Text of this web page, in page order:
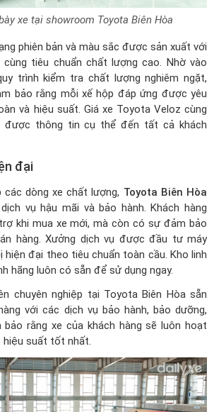
xe tại showroom Toyota Biên Hòa
phiên bản và màu sắc được sản xuất với
tiêu chuẩn chất lượng cao. Nhờ vào
trình kiểm tra chất lượng nghiêm ngặt,
bảo rằng mỗi xế hộp đáp ứng được yêu
và hiệu suất. Giá xe Toyota Veloz cùng
được thông tin cụ thể đến tất cả khách
đại
các dòng xe chất lượng, Toyota Biên Hòa
vụ hậu mãi và bảo hành. Khách hàng
khi mua xe mới, mà còn có sự đảm bảo
hàng. Xưởng dịch vụ được đầu tư máy
đại theo tiêu chuẩn toàn cầu. Kho linh
hãng luôn có sẵn để sử dụng ngay.
chuyên nghiệp tại Toyota Biên Hòa sẵn
với các dịch vụ bảo hành, bảo dưỡng,
bảo rằng xe của khách hàng sẽ luôn hoạt
suất tốt nhất.